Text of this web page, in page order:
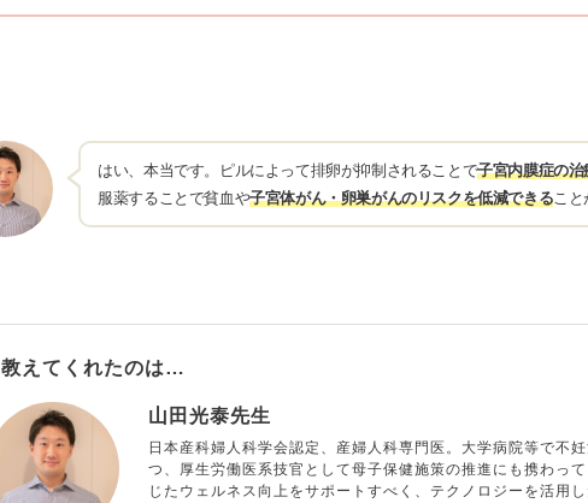
はい、本当です。ピルによって排卵が抑制されることで子宮内膜症の
服薬することで貧血や子宮体がん・卵巣がんのリスクを低減できること
教えてくれたのは…
山田光泰先生
日本産科婦人科学会認定、産婦人科専門医。大学病院等で不
つ、厚生労働医系技官として母子保健施策の推進にも携わっ
じたウェルネス向上をサポートすべく、テクノロジーを活用